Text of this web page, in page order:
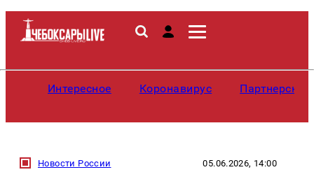
Интересное Коронавирус
Новости России 05.06.2026, 14:00